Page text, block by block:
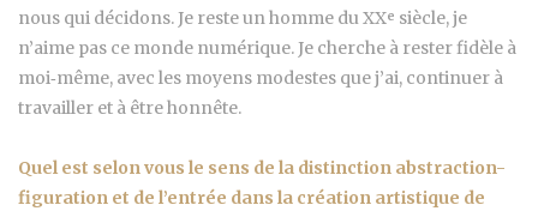
nous qui décidons. Je reste un homme du XXᵉ siècle, je
n’aime pas ce monde numérique. Je cherche à rester fidèle à
moi‑même, avec les moyens modestes que j’ai, continuer à
travailler et à être honnête.
Quel est selon vous le sens de la distinction abstraction-
figuration et de l’entrée dans la création artistique de